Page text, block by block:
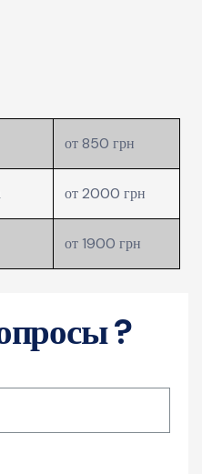
от 850 грн
от 2000 грн
от 1900 грн
?